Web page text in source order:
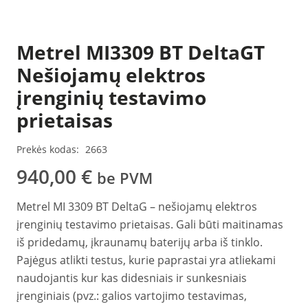
Metrel MI3309 BT DeltaGT
Nešiojamų elektros
įrenginių testavimo
prietaisas
Prekės kodas: 2663
940,00 € be PVM
Metrel MI 3309 BT DeltaG – nešiojamų elektros
įrenginių testavimo prietaisas. Gali būti maitinamas
iš pridedamų, įkraunamų baterijų arba iš tinklo.
Pajėgus atlikti testus, kurie paprastai yra atliekami
naudojantis kur kas didesniais ir sunkesniais
įrenginiais (pvz.: galios vartojimo testavimas,